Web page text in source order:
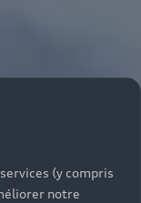
(y compris
notre